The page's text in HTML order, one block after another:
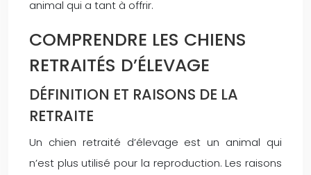
animal qui a tant à offrir.
COMPRENDRE LES CHIENS
RETRAITÉS D’ÉLEVAGE
DÉFINITION ET RAISONS DE LA
RETRAITE
Un chien retraité d’élevage est un animal qui
n’est plus utilisé pour la reproduction. Les raisons